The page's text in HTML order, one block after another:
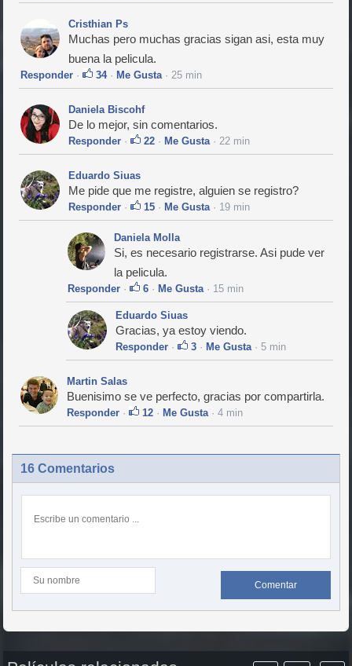
Cristhian Ps
Muchas pero muchas gracias sigan asi, esta muy
buena la pelicula.
Responder · 34·Me Gusta · 25 min
Daniela Biscohf
De lo mejor, sin comentarios.
Responder · 22 ·Me Gusta · 22 min
Eduardo Siuas
Me pide que me registre, alguien se registro?
Responder · 15 ·Me Gusta · 19 min
Daniela Molla
Si, es necesario registrarse. Asi pude ver
la pelicula.
Responder · 6 ·Me Gusta · 15 min
Eduardo Siuas
Gracias, ya estoy viendo.
Responder · 3 ·Me Gusta · 5 min
Martin Salas
Buenisimo se ve perfecto, gracias por compartirla.
Responder · 12 ·Me Gusta · 4 min
16 Comentarios
Comentar